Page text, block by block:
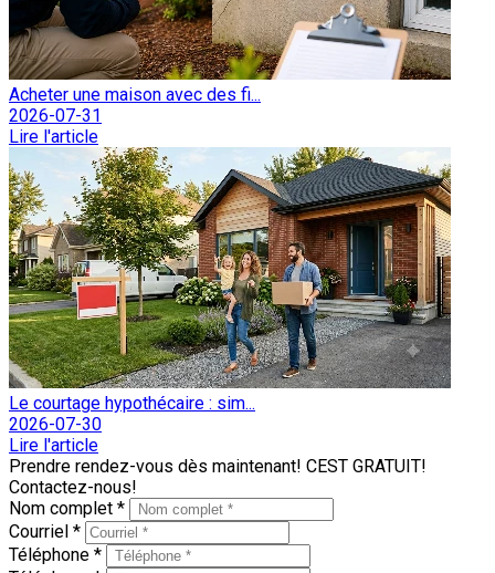
Acheter une maison avec des fi...
2026-07-31
Lire l'article
Le courtage hypothécaire : sim...
2026-07-30
Lire l'article
Prendre rendez-vous dès maintenant! CEST GRATUIT!
Contactez-nous!
Nom complet *
Courriel *
Téléphone *